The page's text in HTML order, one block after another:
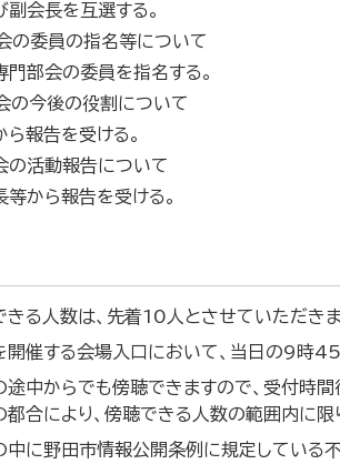
会長を互選する。
の委員の指名等について
部会の委員を指名する。
の今後の役割について
報告を受ける。
の活動報告について
から報告を受ける。
きる人数は、先着10人とさせていただき
開催する会場入口において、当日の9時
途中からでも傍聴できますので、受付時
都合により、傍聴できる人数の範囲内に限り
中に野田市情報公開条例に規定している